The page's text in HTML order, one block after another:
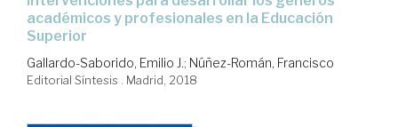
académicos y profesionales en la Educación
Superior
Gallardo-Saborido, Emilio J.; Núñez-Román, Francisco
Editorial Síntesis . Madrid, 2018